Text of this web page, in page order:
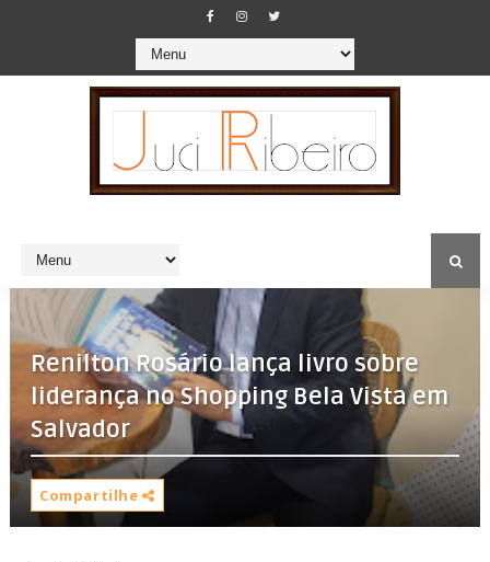
Renilton Rosário lança livro sobre
liderança no Shopping Bela Vista em
Salvador
Compartilhe